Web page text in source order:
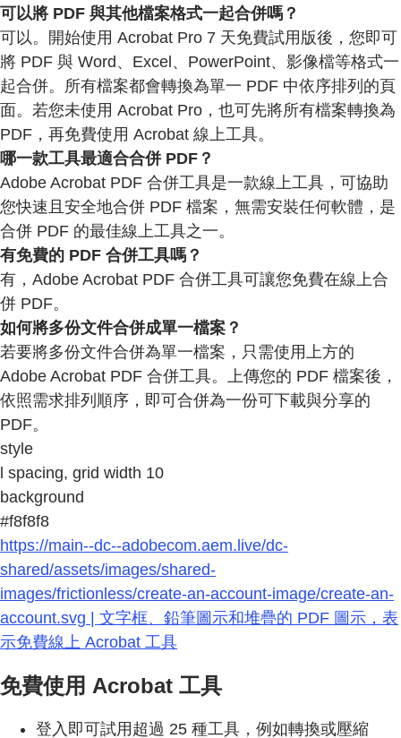
可以將 PDF 與其他檔案格式一起合併嗎？
可以。開始使用 Acrobat Pro 7 天免費試用版後，您即可
將 PDF 與 Word、Excel、PowerPoint、影像檔等格式一
起合併。所有檔案都會轉換為單一 PDF 中依序排列的頁
面。若您未使用 Acrobat Pro，也可先將所有檔案轉換為
PDF，再免費使用 Acrobat 線上工具。
哪一款工具最適合合併 PDF？
Adobe Acrobat PDF 合併工具是一款線上工具，可協助
您快速且安全地合併 PDF 檔案，無需安裝任何軟體，是
合併 PDF 的最佳線上工具之一。
有免費的 PDF 合併工具嗎？
有，Adobe Acrobat PDF 合併工具可讓您免費在線上合
併 PDF。
如何將多份文件合併成單一檔案？
若要將多份文件合併為單一檔案，只需使用上方的
Adobe Acrobat PDF 合併工具。上傳您的 PDF 檔案後，
依照需求排列順序，即可合併為一份可下載與分享的
PDF。
style
l spacing, grid width 10
background
#f8f8f8
https://main--dc--adobecom.aem.live/dc-
shared/assets/images/shared-
images/frictionless/create-an-account-image/create-an-
account.svg | 文字框、鉛筆圖示和堆疊的 PDF 圖示，表
示免費線上 Acrobat 工具
免費使用 Acrobat 工具
登入即可試用超過 25 種工具，例如轉換或壓縮